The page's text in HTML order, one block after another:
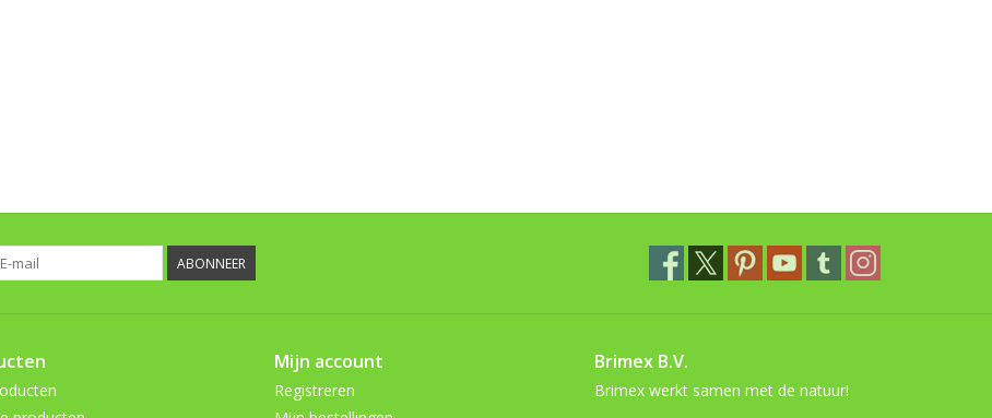
ABONNEER
Mijn account
Registreren
Brimex B.V.
Brimex werkt samen met de natuur!